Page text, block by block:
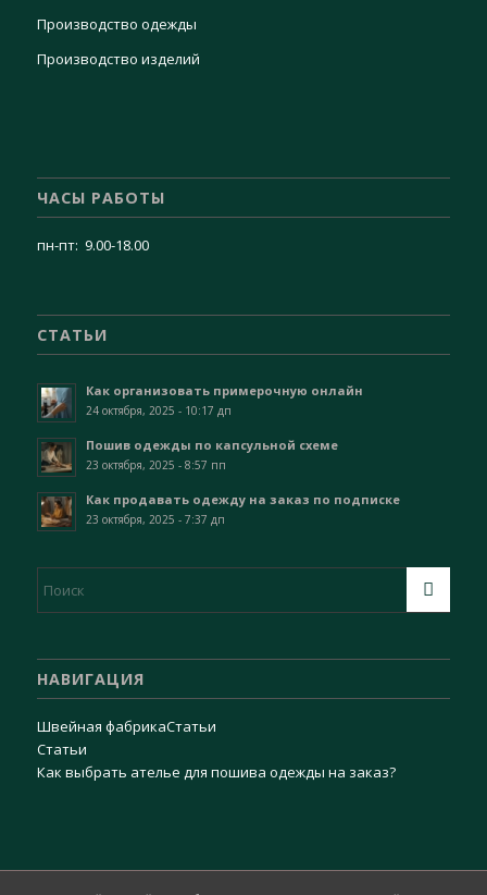
Производство одежды
Производство изделий
ЧАСЫ РАБОТЫ
пн-пт: 9.00-18.00
СТАТЬИ
Как организовать примерочную онлайн
24 октября, 2025 - 10:17 дп
Пошив одежды по капсульной схеме
23 октября, 2025 - 8:57 пп
Как продавать одежду на заказ по подписке
23 октября, 2025 - 7:37 дп
НАВИГАЦИЯ
Швейная фабрика
Статьи
Статьи
Как выбрать ателье для пошива одежды на заказ?